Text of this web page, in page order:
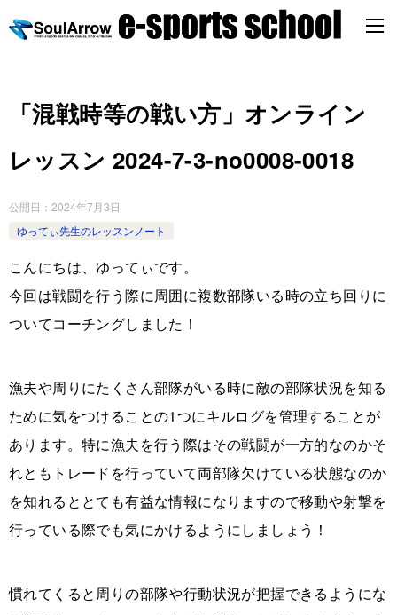
「混戦時等の戦い方」オンライン
レッスン 2024-7-3-no0008-0018
公開日： 2024年7月3日
ゆってぃ先生のレッスンノート
こんにちは、ゆってぃです。
今回は戦闘を行う際に周囲に複数部隊いる時の立ち回りに
ついてコーチングしました！
漁夫や周りにたくさん部隊がいる時に敵の部隊状況を知る
ために気をつけることの1つにキルログを管理することが
あります。特に漁夫を行う際はその戦闘が一方的なのかそ
れともトレードを行っていて両部隊欠けている状態なのか
を知れるととても有益な情報になりますので移動や射撃を
行っている際でも気にかけるようにしましょう！
慣れてくると周りの部隊や行動状況が把握できるようにな